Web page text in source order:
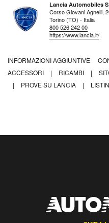
Lancia Automobiles
Corso Giovani Agnelli,
Torino (TO) - Italia
800 526 242 00
https://www.lancia.it/
INFORMAZIONI AGGIUNTIVE
ACCESSORI
| RICAMBI |
|
PROVE SU LANCIA |